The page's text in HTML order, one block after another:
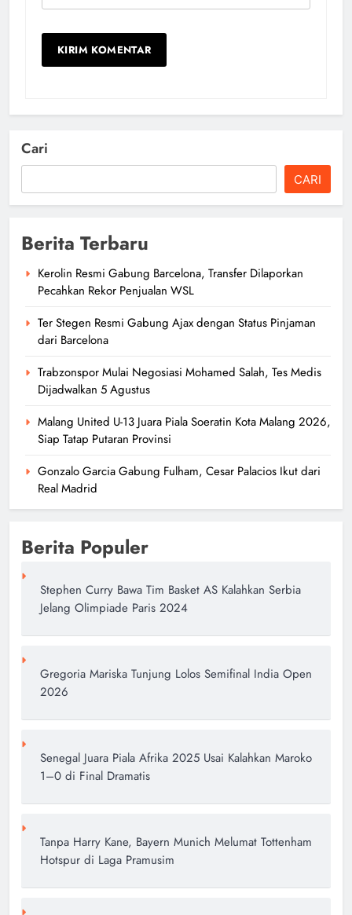
Cari
CARI
Berita Terbaru
Kerolin Resmi Gabung Barcelona, Transfer Dilaporkan
Pecahkan Rekor Penjualan WSL
Ter Stegen Resmi Gabung Ajax dengan Status Pinjaman
dari Barcelona
Trabzonspor Mulai Negosiasi Mohamed Salah, Tes Medis
Dijadwalkan 5 Agustus
Malang United U-13 Juara Piala Soeratin Kota Malang 2026,
Siap Tatap Putaran Provinsi
Gonzalo Garcia Gabung Fulham, Cesar Palacios Ikut dari
Real Madrid
Berita Populer
Stephen Curry Bawa Tim Basket AS Kalahkan Serbia
Jelang Olimpiade Paris 2024
Gregoria Mariska Tunjung Lolos Semifinal India Open
2026
Senegal Juara Piala Afrika 2025 Usai Kalahkan Maroko
1–0 di Final Dramatis
Tanpa Harry Kane, Bayern Munich Melumat Tottenham
Hotspur di Laga Pramusim